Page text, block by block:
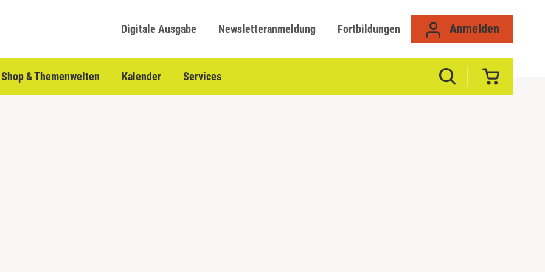
Digitale Ausgabe Newsletteranmeldung Fortbildungen Anmelden
Shop & Themenwelten Kalender Services